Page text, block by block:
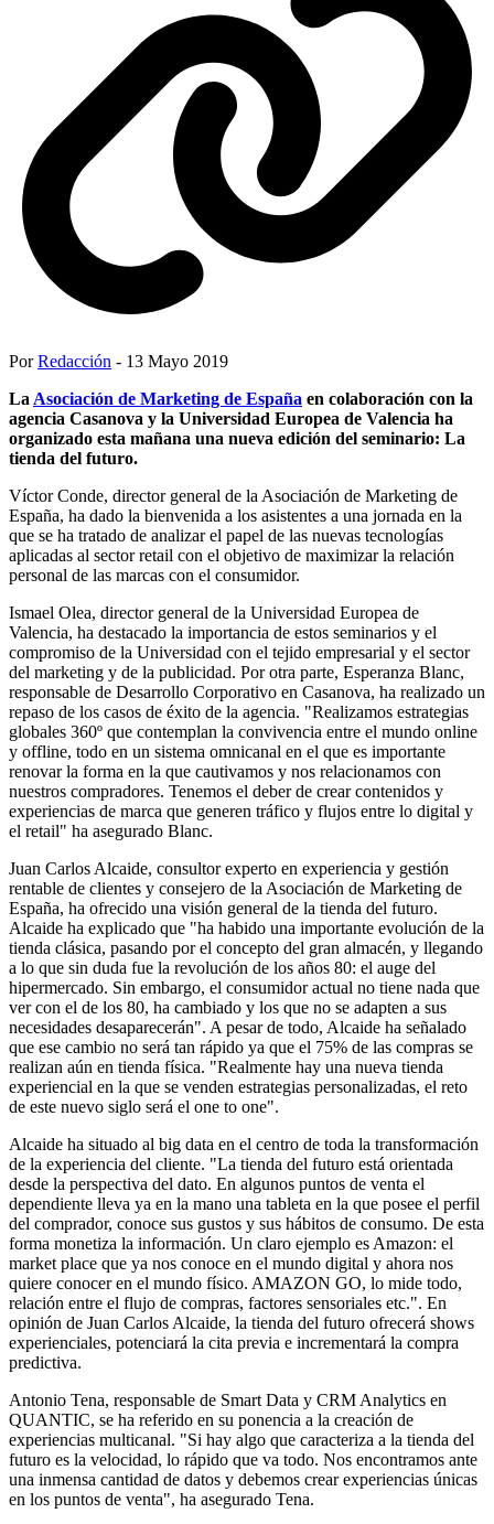
PorRedacción - 13 Mayo 2019
La Asociación de Marketing de España en colaboración con la
agencia Casanova y la Universidad Europea de Valencia ha
organizado esta mañana una nueva edición del seminario: La
tienda del futuro.
Víctor Conde, director general de la Asociación de Marketing de
España, ha dado la bienvenida a los asistentes a una jornada en la
que se ha tratado de analizar el papel de las nuevas tecnologías
aplicadas al sector retail con el objetivo de maximizar la relación
personal de las marcas con el consumidor.
Ismael Olea, director general de la Universidad Europea de
Valencia, ha destacado la importancia de estos seminarios y el
compromiso de la Universidad con el tejido empresarial y el sector
del marketing y de la publicidad. Por otra parte, Esperanza Blanc,
responsable de Desarrollo Corporativo en Casanova, ha realizado un
repaso de los casos de éxito de la agencia. "Realizamos estrategias
globales 360º que contemplan la convivencia entre el mundo online
y offline, todo en un sistema omnicanal en el que es importante
renovar la forma en la que cautivamos y nos relacionamos con
nuestros compradores. Tenemos el deber de crear contenidos y
experiencias de marca que generen tráfico y flujos entre lo digital y
el retail" ha asegurado Blanc.
Juan Carlos Alcaide, consultor experto en experiencia y gestión
rentable de clientes y consejero de la Asociación de Marketing de
España, ha ofrecido una visión general de la tienda del futuro.
Alcaide ha explicado que "ha habido una importante evolución de la
tienda clásica, pasando por el concepto del gran almacén, y llegando
a lo que sin duda fue la revolución de los años 80: el auge del
hipermercado. Sin embargo, el consumidor actual no tiene nada que
ver con el de los 80, ha cambiado y los que no se adapten a sus
necesidades desaparecerán". A pesar de todo, Alcaide ha señalado
que ese cambio no será tan rápido ya que el 75% de las compras se
realizan aún en tienda física. "Realmente hay una nueva tienda
experiencial en la que se venden estrategias personalizadas, el reto
de este nuevo siglo será el one to one".
Alcaide ha situado al big data en el centro de toda la transformación
de la experiencia del cliente. "La tienda del futuro está orientada
desde la perspectiva del dato. En algunos puntos de venta el
dependiente lleva ya en la mano una tableta en la que posee el perfil
del comprador, conoce sus gustos y sus hábitos de consumo. De esta
forma monetiza la información. Un claro ejemplo es Amazon: el
market place que ya nos conoce en el mundo digital y ahora nos
quiere conocer en el mundo físico. AMAZON GO, lo mide todo,
relación entre el flujo de compras, factores sensoriales etc.". En
opinión de Juan Carlos Alcaide, la tienda del futuro ofrecerá shows
experienciales, potenciará la cita previa e incrementará la compra
predictiva.
Antonio Tena, responsable de Smart Data y CRM Analytics en
QUANTIC, se ha referido en su ponencia a la creación de
experiencias multicanal. "Si hay algo que caracteriza a la tienda del
futuro es la velocidad, lo rápido que va todo. Nos encontramos ante
una inmensa cantidad de datos y debemos crear experiencias únicas
en los puntos de venta", ha asegurado Tena.